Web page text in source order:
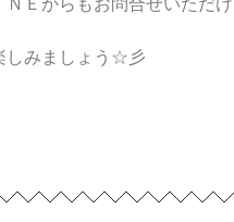
しみましょう☆彡